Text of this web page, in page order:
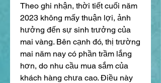
Theo ghi nhận, thời tiết cuối năm
2023 không mấy thuận lợi, ảnh
hưởng đến sự sinh trưởng của
mai vàng. Bên cạnh đó, thị trường
mai năm nay có phần trầm lắng
hơn, do nhu cầu mua sắm của
khách hàng chưa cao. Điều này